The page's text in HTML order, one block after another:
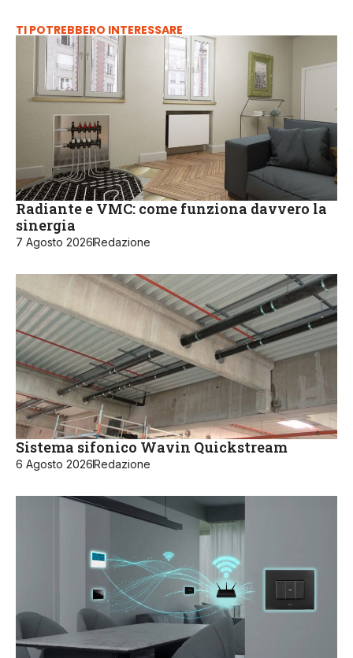
TI POTREBBERO INTERESSARE
Radiante e VMC: come funziona davvero la
sinergia
7 Agosto 2026Redazione
Sistema sifonico Wavin Quickstream
6 Agosto 2026Redazione